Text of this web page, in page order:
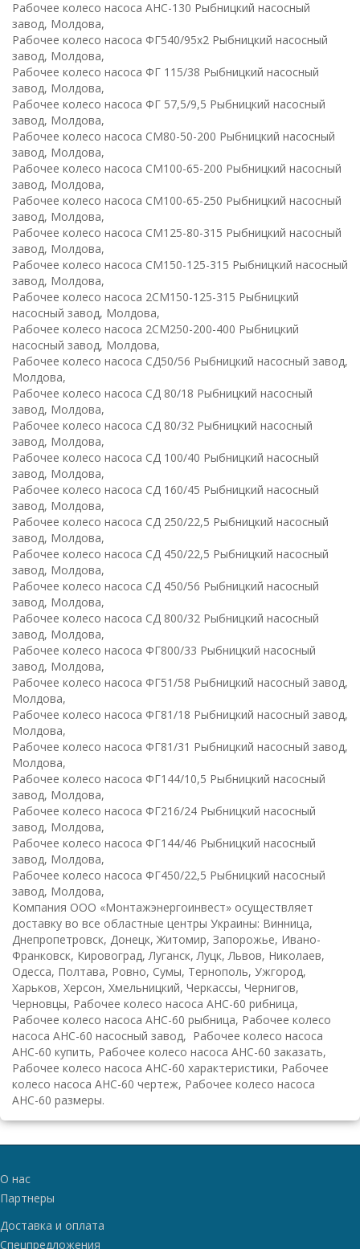
Рабочее колесо насоса АНС-130 Рыбницкий насосный
завод, Молдова,
Рабочее колесо насоса ФГ540/95х2 Рыбницкий насосный
завод, Молдова,
Рабочее колесо насоса ФГ 115/38 Рыбницкий насосный
завод, Молдова,
Рабочее колесо насоса ФГ 57,5/9,5 Рыбницкий насосный
завод, Молдова,
Рабочее колесо насоса СМ80-50-200 Рыбницкий насосный
завод, Молдова,
Рабочее колесо насоса СМ100-65-200 Рыбницкий насосный
завод, Молдова,
Рабочее колесо насоса СМ100-65-250 Рыбницкий насосный
завод, Молдова,
Рабочее колесо насоса СМ125-80-315 Рыбницкий насосный
завод, Молдова,
Рабочее колесо насоса СМ150-125-315 Рыбницкий насосный
завод, Молдова,
Рабочее колесо насоса 2СМ150-125-315 Рыбницкий
насосный завод, Молдова,
Рабочее колесо насоса 2СМ250-200-400 Рыбницкий
насосный завод, Молдова,
Рабочее колесо насоса СД50/56 Рыбницкий насосный завод,
Молдова,
Рабочее колесо насоса СД 80/18 Рыбницкий насосный
завод, Молдова,
Рабочее колесо насоса СД 80/32 Рыбницкий насосный
завод, Молдова,
Рабочее колесо насоса СД 100/40 Рыбницкий насосный
завод, Молдова,
Рабочее колесо насоса СД 160/45 Рыбницкий насосный
завод, Молдова,
Рабочее колесо насоса СД 250/22,5 Рыбницкий насосный
завод, Молдова,
Рабочее колесо насоса СД 450/22,5 Рыбницкий насосный
завод, Молдова,
Рабочее колесо насоса СД 450/56 Рыбницкий насосный
завод, Молдова,
Рабочее колесо насоса СД 800/32 Рыбницкий насосный
завод, Молдова,
Рабочее колесо насоса ФГ800/33 Рыбницкий насосный
завод, Молдова,
Рабочее колесо насоса ФГ51/58 Рыбницкий насосный завод,
Молдова,
Рабочее колесо насоса ФГ81/18 Рыбницкий насосный завод,
Молдова,
Рабочее колесо насоса ФГ81/31 Рыбницкий насосный завод,
Молдова,
Рабочее колесо насоса ФГ144/10,5 Рыбницкий насосный
завод, Молдова,
Рабочее колесо насоса ФГ216/24 Рыбницкий насосный
завод, Молдова,
Рабочее колесо насоса ФГ144/46 Рыбницкий насосный
завод, Молдова,
Рабочее колесо насоса ФГ450/22,5 Рыбницкий насосный
завод, Молдова,
Компания ООО «Монтажэнергоинвест» осуществляет
доставку во все областные центры Украины: Винница,
Днепропетровск, Донецк, Житомир, Запорожье, Ивано-
Франковск, Кировоград, Луганск, Луцк, Львов, Николаев,
Одесса, Полтава, Ровно, Сумы, Тернополь, Ужгород,
Харьков, Херсон, Хмельницкий, Черкассы, Чернигов,
Черновцы, Рабочее колесо насоса АНС-60 рибница,
Рабочее колесо насоса АНС-60 рыбница, Рабочее колесо
насоса АНС-60 насосный завод, Рабочее колесо насоса
АНС-60 купить, Рабочее колесо насоса АНС-60 заказать,
Рабочее колесо насоса АНС-60 характеристики, Рабочее
колесо насоса АНС-60 чертеж, Рабочее колесо насоса
АНС-60 размеры.
О нас
Партнеры
Доставка и оплата
Спецпредложения